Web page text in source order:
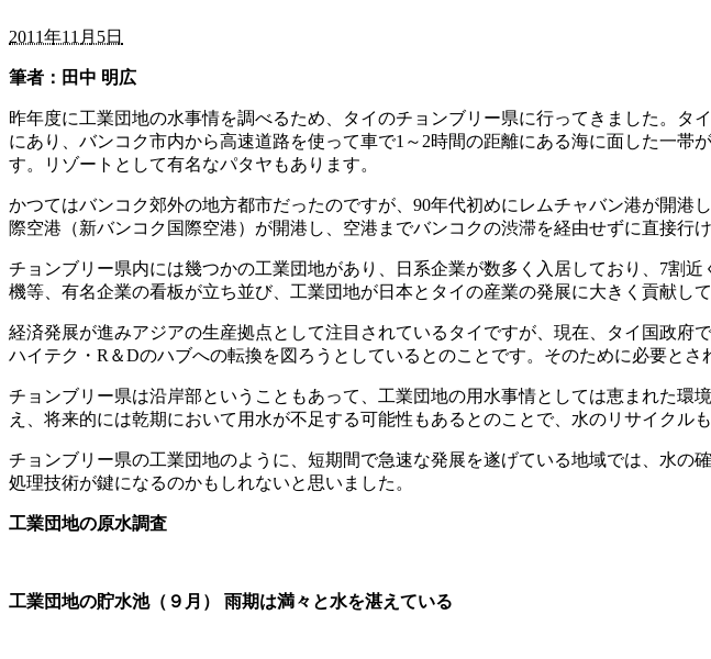
2011年11月5日
筆者：田中 明広
昨年度に工業団地の水事情を調べるため、タイのチョンブリー県に行ってきました。
にあり、バンコク市内から高速道路を使って車で1～2時間の距離にある海に面した一
す。リゾートとして有名なパタヤもあります。
かつてはバンコク郊外の地方都市だったのですが、90年代初めにレムチャバン港が開
際空港（新バンコク国際空港）が開港し、空港までバンコクの渋滞を経由せずに直接行
チョンブリー県内には幾つかの工業団地があり、日系企業が数多く入居しており、7割
機等、有名企業の看板が立ち並び、工業団地が日本とタイの産業の発展に大きく貢献し
経済発展が進みアジアの生産拠点として注目されているタイですが、現在、タイ国政
ハイテク・R＆Dのハブへの転換を図ろうとしているとのことです。そのために必要とさ
チョンブリー県は沿岸部ということもあって、工業団地の用水事情としては恵まれた
え、将来的には乾期において用水が不足する可能性もあるとのことで、水のリサイクル
チョンブリー県の工業団地のように、短期間で急速な発展を遂げている地域では、水
処理技術が鍵になるのかもしれないと思いました。
工業団地の原水調査
工業団地の貯水池（９月） 雨期は満々と水を湛えている